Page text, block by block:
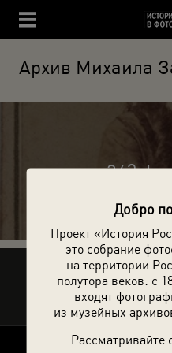
Добро
Проект «История
это собрание
на территории
полутора веков: с
входят
из музейных
Рассматривайте
Архив Михаила
243